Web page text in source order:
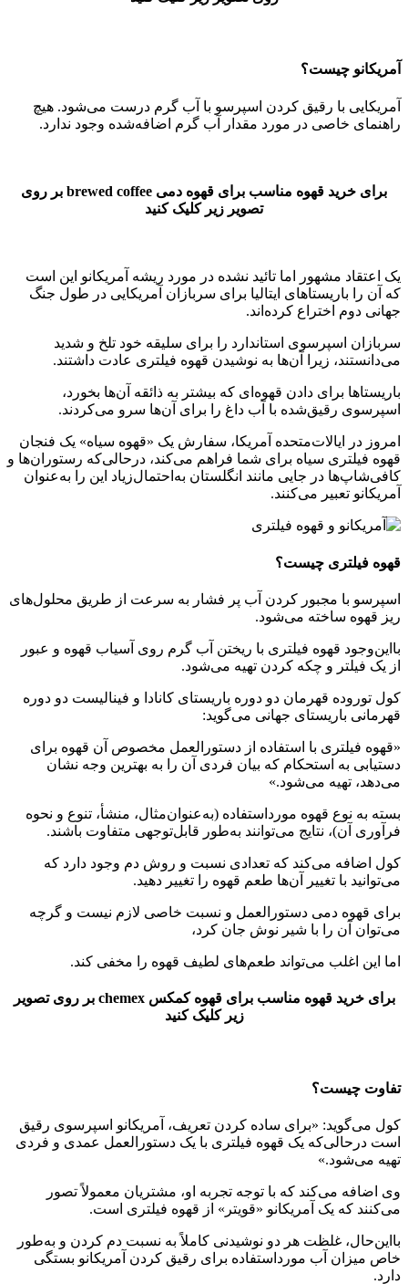
آمریکانو چیست؟
آمریکایی با رقیق کردن اسپرسو با آب گرم درست می‌شود. هیچ
راهنمای خاصی در مورد مقدار آب گرم اضافه‌شده وجود ندارد.
برای خرید قهوه مناسب برای قهوه دمی brewed coffee بر روی
تصویر زیر کلیک کنید
یک اعتقاد مشهور اما تائید نشده در مورد ریشه آمریکانو این است
که آن را باریستاهای ایتالیا برای سربازان آمریکایی در طول جنگ
جهانی دوم اختراع کرده‌اند.
سربازان اسپرسوی استاندارد را برای سلیقه خود تلخ و شدید
می‌دانستند، زیرا آن‌ها به نوشیدن قهوه فیلتری عادت داشتند.
باریستاها برای دادن قهوه‌ای که بیشتر به ذائقه آن‌ها بخورد،
اسپرسوی رقیق‌شده با آب داغ را برای آن‌ها سرو می‌کردند.
امروز در ایالات‌متحده آمریکا، سفارش یک «قهوه سیاه» یک فنجان
قهوه فیلتری سیاه برای شما فراهم می‌کند، درحالی‌که رستوران‌ها و
کافی‌شاپ‌ها در جایی مانند انگلستان به‌احتمال‌زیاد این را به‌عنوان
آمریکانو تعبیر می‌کنند.
قهوه فیلتری چیست؟
اسپرسو با مجبور كردن آب پر فشار به سرعت از طریق محلول‌های
ریز قهوه ساخته می‌شود.
بااین‌وجود قهوه فیلتری با ریختن آب گرم روی آسیاب قهوه و عبور
از یک فیلتر و چکه کردن تهیه می‌شود.
کول توروده قهرمان دو دوره باریستای کانادا و فینالیست دو دوره
قهرمانی باریستای جهانی می‌گوید:
«قهوه فیلتری با استفاده از دستورالعمل مخصوص آن قهوه برای
دستیابی به استحکام که بیان فردی آن را به بهترین وجه نشان
می‌دهد، تهیه می‌شود.»
بسته به نوع قهوه مورداستفاده (به‌عنوان‌مثال، منشأ، تنوع و نحوه
فرآوری آن)، نتایج می‌توانند به‌طور قابل‌توجهی متفاوت باشند.
کول اضافه می‌کند که تعدادی نسبت و روش دم وجود دارد که
می‌توانید با تغییر آن‌ها طعم قهوه را تغییر دهید.
برای قهوه دمی دستورالعمل و نسبت خاصی لازم نیست و گرچه
می‌توان آن را با شیر نوش جان کرد،
اما این اغلب می‌تواند طعم‌های لطیف قهوه را مخفی کند.
برای خرید قهوه مناسب برای قهوه کمکس chemex بر روی تصویر
زیر کلیک کنید
تفاوت چیست؟
کول می‌گوید: «برای ساده کردن تعریف، آمریکانو اسپرسوی رقیق
است درحالی‌که یک قهوه فیلتری با یک دستورالعمل عمدی و فردی
تهیه می‌شود.»
وی اضافه می‌کند که با توجه تجربه او، مشتریان معمولاً تصور
می‌کنند که یک آمریکانو «قویتر» از قهوه فیلتری است.
بااین‌حال، غلظت هر دو نوشیدنی کاملاً به نسبت دم کردن و به‌طور
خاص میزان آب مورداستفاده برای رقیق کردن آمریکانو بستگی
دارد.